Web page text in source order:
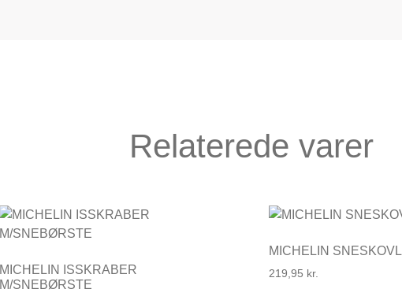
Relaterede varer
MICHELIN ISSKRABER
M/SNEBØRSTE
MICHELIN SNESKOVL
219,95 kr.